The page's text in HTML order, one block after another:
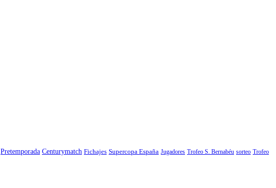
Pretemporada Centurymatch Fichajes Supercopa España Jugadores Trofeo S. Bernabéu sorteo Trofeo